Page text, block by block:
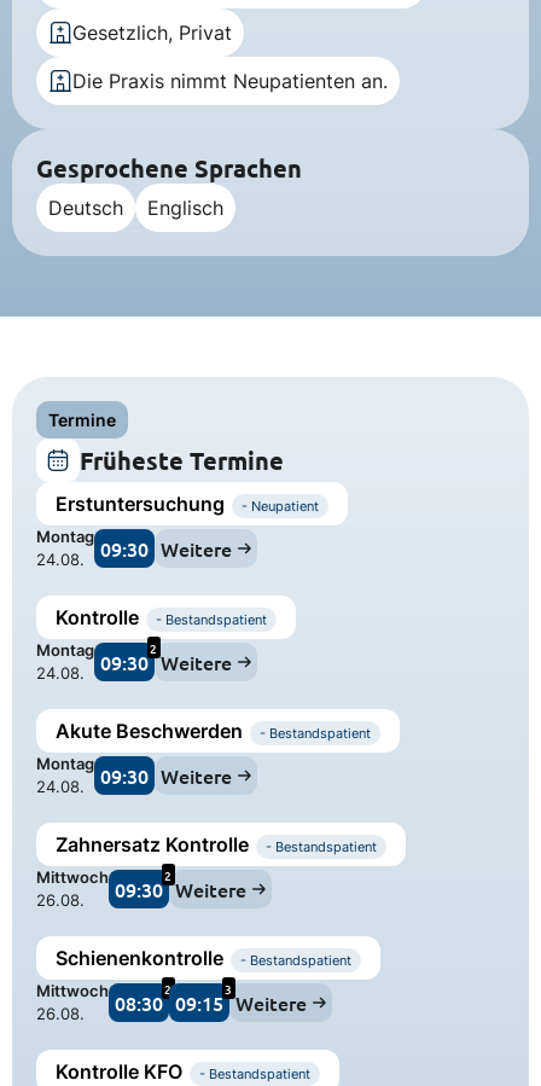
Gesetzlich, Privat
Die Praxis nimmt Neupatienten an.
Gesprochene Sprachen
Deutsch Englisch
Termine
Früheste Termine
Erstuntersuchung - Neupatient
Montag
24.08.
09:30 Weitere
Kontrolle - Bestandspatient
Montag
24.08.
09:30
2
Weitere
Akute Beschwerden - Bestandspatient
Montag
24.08.
09:30 Weitere
Zahnersatz Kontrolle - Bestandspatient
Mittwoch
26.08.
09:30
2
Weitere
Schienenkontrolle - Bestandspatient
Mittwoch
26.08.
08:30
2
09:15
3
Weitere
Kontrolle KFO - Bestandspatient